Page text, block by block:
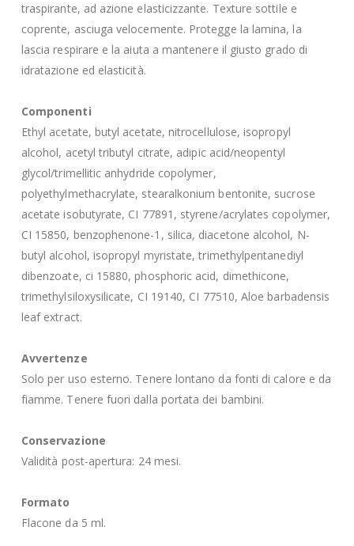
traspirante, ad azione elasticizzante. Texture sottile e
coprente, asciuga velocemente. Protegge la lamina, la
lascia respirare e la aiuta a mantenere il giusto grado di
idratazione ed elasticità.
Componenti
Ethyl acetate, butyl acetate, nitrocellulose, isopropyl
alcohol, acetyl tributyl citrate, adipic acid/neopentyl
glycol/trimellitic anhydride copolymer,
polyethylmethacrylate, stearalkonium bentonite, sucrose
acetate isobutyrate, CI 77891, styrene/acrylates copolymer,
CI 15850, benzophenone-1, silica, diacetone alcohol, N-
butyl alcohol, isopropyl myristate, trimethylpentanediyl
dibenzoate, ci 15880, phosphoric acid, dimethicone,
trimethylsiloxysilicate, CI 19140, CI 77510, Aloe barbadensis
leaf extract.
Avvertenze
Solo per uso esterno. Tenere lontano da fonti di calore e da
fiamme. Tenere fuori dalla portata dei bambini.
Conservazione
Validità post-apertura: 24 mesi.
Formato
Flacone da 5 ml.